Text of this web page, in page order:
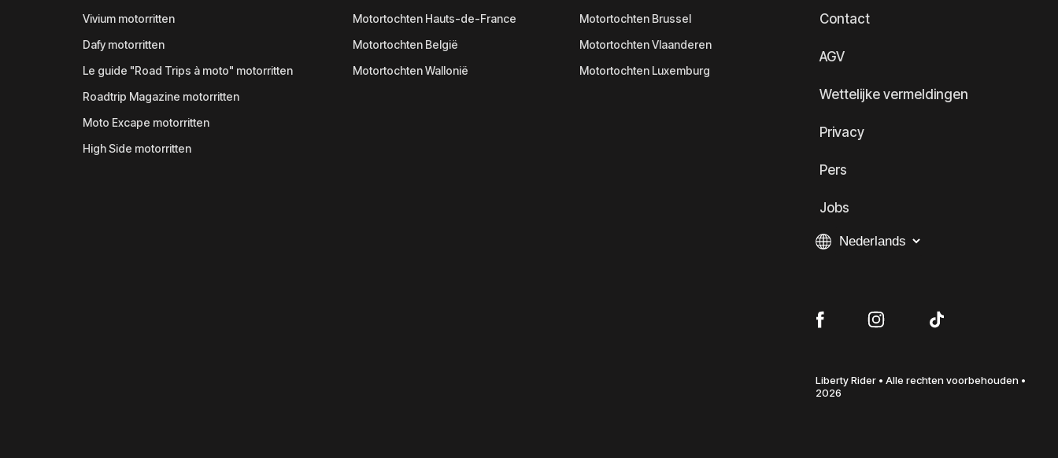
Vivium motorritten
Dafy motorritten
Le guide "Road Trips à moto" motorritten
Roadtrip Magazine motorritten
Moto Excape motorritten
High Side motorritten
Motortochten Hauts-de-France
Motortochten België
Motortochten Wallonië
Motortochten Brussel
Motortochten Vlaanderen
Motortochten Luxemburg
Contact
AGV
Wettelijke vermeldingen
Privacy
Pers
Jobs
Liberty Rider • Alle rechten voorbehouden •
2026